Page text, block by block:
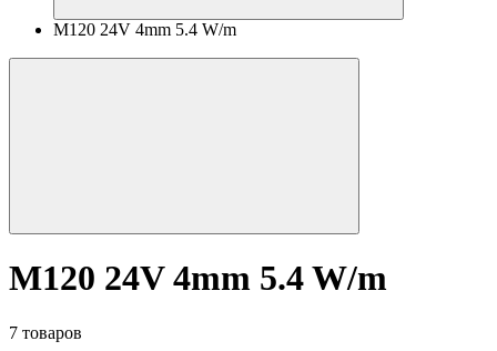
M120 24V 4mm 5.4 W/m
M120 24V 4mm 5.4 W/m
7 товаров